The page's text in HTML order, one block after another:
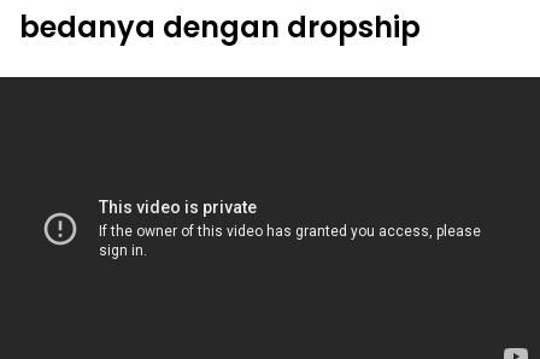
bedanya dengan dropship